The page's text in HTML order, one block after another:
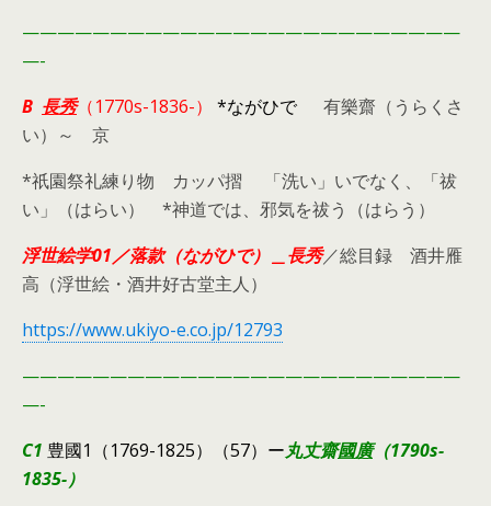
—————————————————————————
—-
B 長秀（1770s-1836-） *ながひで 有樂齋（うらくさ
い）～ 京
*祇園祭礼練り物 カッパ摺 「洗い」いでなく、「祓
い」（はらい） *神道では、邪気を祓う（はらう）
浮世絵学01／落款（ながひで）＿長秀／総目録 酒井雁
高（浮世絵・酒井好古堂主人）
https://www.ukiyo-e.co.jp/12793
—————————————————————————
—-
C1 豊國1（1769-1825）（57）ー丸丈齋國廣（1790s-
1835-）